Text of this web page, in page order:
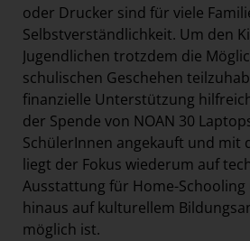
oder Drucker sind für viele
Selbstverständlichkeit. Um den
Jugendlichen trotzdem die
schulischen Geschehen
finanzielle Unterstützung
der Spende von NOAN 30
SchülerInnen angekauft und mit
liegt der Fokus wiederum auf
Ausstattung für Home-
hinaus auf kulturellem
möglich ist.